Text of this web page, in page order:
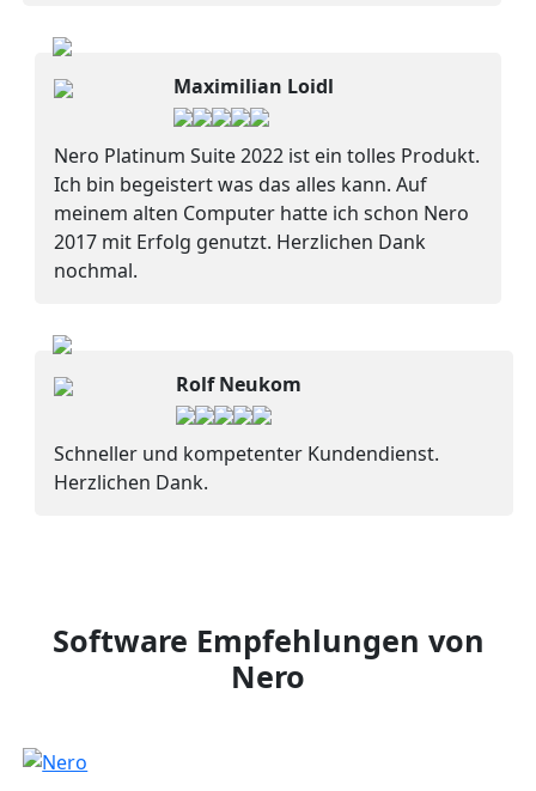
Maximilian Loidl
Nero Platinum Suite 2022 ist ein tolles Produkt.
Ich bin begeistert was das alles kann. Auf
meinem alten Computer hatte ich schon Nero
2017 mit Erfolg genutzt. Herzlichen Dank
nochmal.
Rolf Neukom
Schneller und kompetenter Kundendienst.
Herzlichen Dank.
Software Empfehlungen von
Nero